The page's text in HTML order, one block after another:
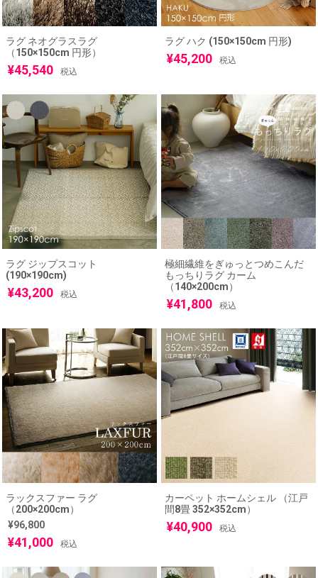
ラグ ネオグラスラグ
（150×150cm 円形）
¥45,540 税込
ラグ ハク (150×150cm 円形)
¥45,200 税込
ラグ ジップスコット
(190×190cm)
¥43,200 税込
極細繊維をぎゅっとつめこんだ
もっちりラグ カーム
（140×200cm）
¥41,800 税込
ラックスファー ラグ
（200×200cm）
¥96,800
¥41,000 税込
カーペット ホームシェル （江戸
間8畳 352×352cm）
¥40,900 税込